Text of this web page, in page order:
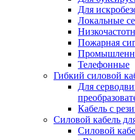
Для
Локальные
Пожарная
Телефонные
Гибкий силовой
Для
Кабель с
Силовой кабель
Силовой